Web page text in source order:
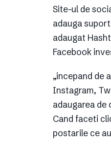
Site-ul de
adauga
adaugat
Facebook
„incepand de
Instagram,
adaugarea
Cand faceti
postarile ce